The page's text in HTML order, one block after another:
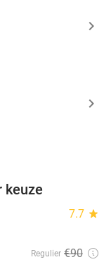
keuze
7.7 star
Regulier €90